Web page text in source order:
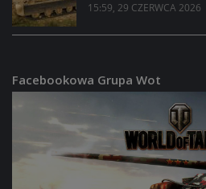
15:59, 29 CZERWCA 2026
Facebookowa Grupa Wot